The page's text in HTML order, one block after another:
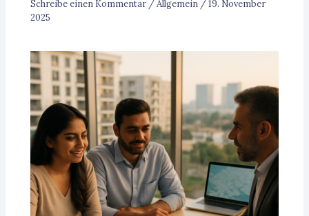
Schreibe einen Kommentar / Allgemein /19. November
2025